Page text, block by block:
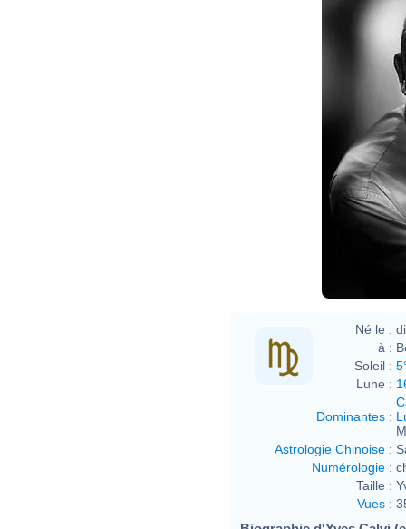
Né le :
à :
Soleil :
Lune :
Dominantes :
Astrologie Chinoise :
Numérologie :
Taille :
Vues :